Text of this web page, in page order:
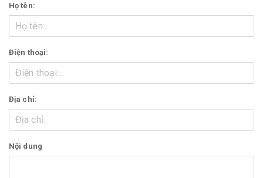
Họ tên:
Điện thoại:
Địa chỉ:
Nội dung